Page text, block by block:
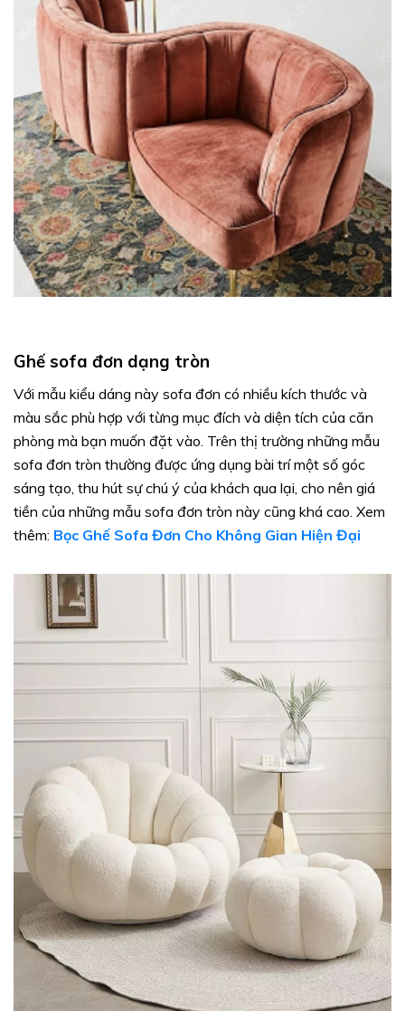
Ghế sofa đơn dạng tròn
Với mẫu kiểu dáng này sofa đơn có nhiều kích thước và
màu sắc phù hợp với từng mục đích và diện tích của căn
phòng mà bạn muốn đặt vào. Trên thị trường những mẫu
sofa đơn tròn thường được ứng dụng bài trí một số góc
sáng tạo, thu hút sự chú ý của khách qua lại, cho nên giá
tiền của những mẫu sofa đơn tròn này cũng khá cao. Xem
thêm: Bọc Ghế Sofa Đơn Cho Không Gian Hiện Đại